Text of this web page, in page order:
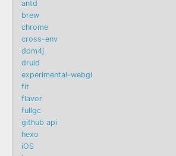
antd
brew
chrome
cross-env
dom4j
druid
experimental-webgl
fit
flavor
fullgc
github api
hexo
iOS